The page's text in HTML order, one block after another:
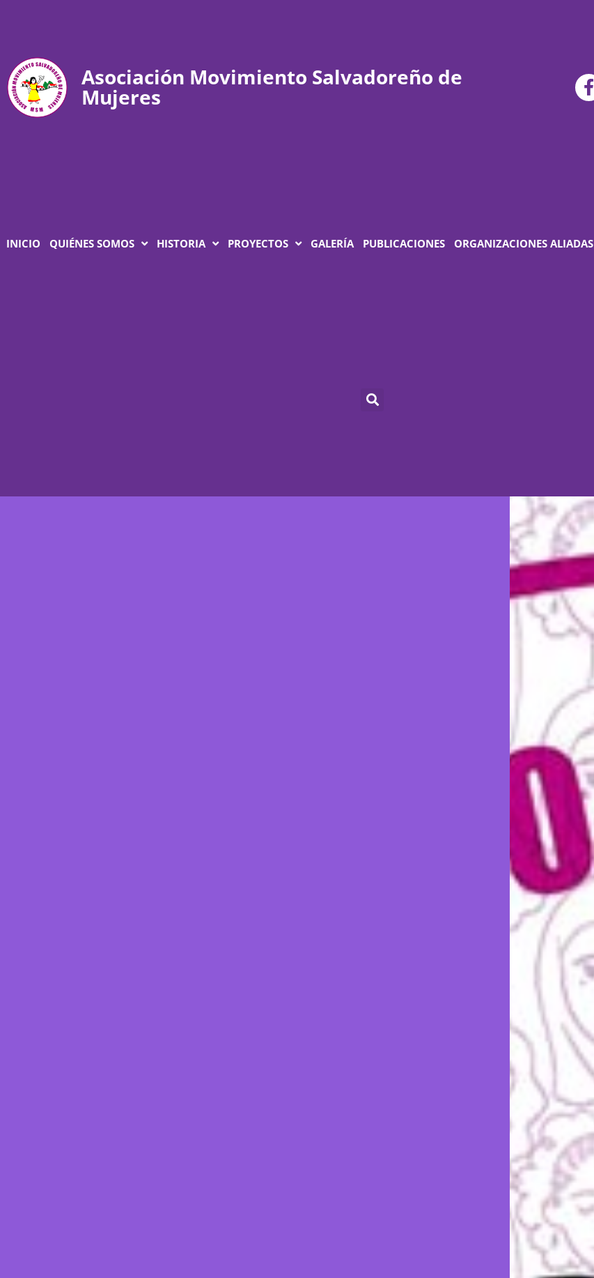
Asociación Movimiento Salvadoreño de
Mujeres
INICIO QUIÉNES SOMOS HISTORIA PROYECTOS GALERÍA PUBLICACIONES ORGANIZACIONES ALIADAS